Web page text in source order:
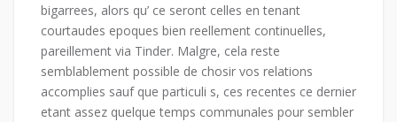
bigarrees, alors qu’ ce seront celles en tenant
courtaudes epoques bien reellement continuelles,
pareillement via Tinder. Malgre, cela reste
semblablement possible de chosir vos relations
accomplies sauf que particuli s, ces recentes ce dernier
etant assez quelque temps communales pour sembler